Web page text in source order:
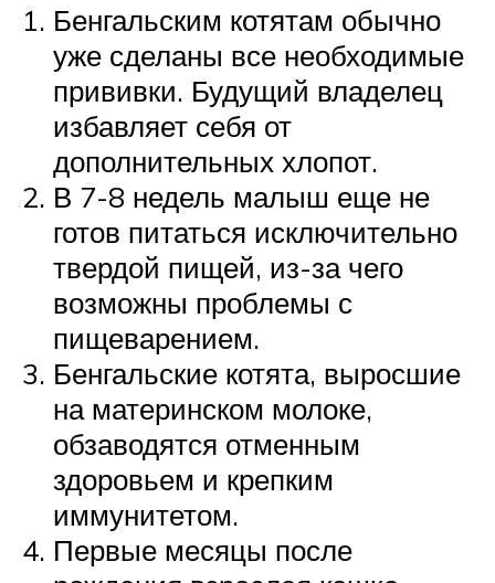
Бенгальским котятам обычно
уже сделаны все необходимые
прививки. Будущий владелец
избавляет себя от
дополнительных хлопот.
В 7-8 недель малыш еще не
готов питаться исключительно
твердой пищей, из-за чего
возможны проблемы с
пищеварением.
Бенгальские котята, выросшие
на материнском молоке,
обзаводятся отменным
здоровьем и крепким
иммунитетом.
Первые месяцы после